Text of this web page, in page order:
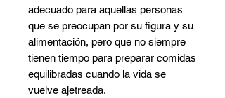
adecuado para aquellas personas
que se preocupan por su figura y su
alimentación, pero que no siempre
tienen tiempo para preparar comidas
equilibradas cuando la vida se
vuelve ajetreada.